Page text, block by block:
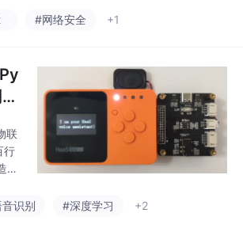
设备层包括了IoT设备、网关设备及其上的系
#网络安全 +1
联
行
一
识别 #深度学习 +2